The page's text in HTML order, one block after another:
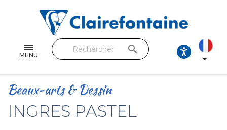
MENU
Feuilles & Copies
Beaux-arts & Dessin
Loisirs créatifs
search

Beaux-arts & Dessin
INGRES PASTEL